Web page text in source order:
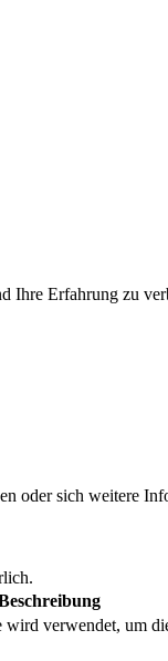
Ihre Erfahrung zu
sich weitere
verwendet, um